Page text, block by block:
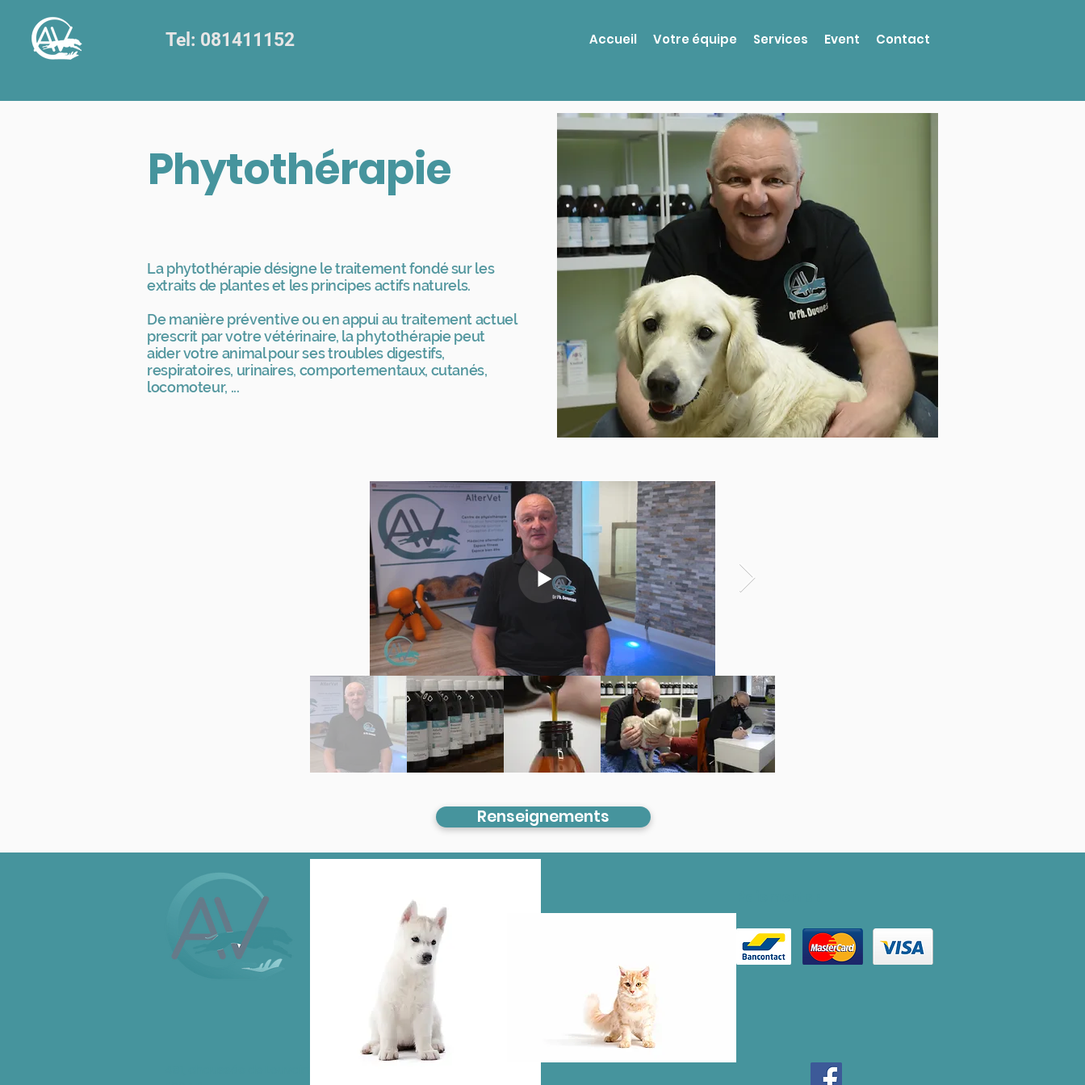
Tel: 081411152 Accueil Votre équipe Services Event Contact
Phytothérapie
La phytothérapie désigne le traitement fondé sur les
extraits de plantes et les principes actifs naturels.
De manière préventive ou en appui au traitement actuel
prescrit par votre vétérinaire, la phytothérapie peut
aider votre animal pour ses troubles digestifs,
respiratoires, urinaires, comportementaux, cutanés,
locomoteur, ...
Renseignements